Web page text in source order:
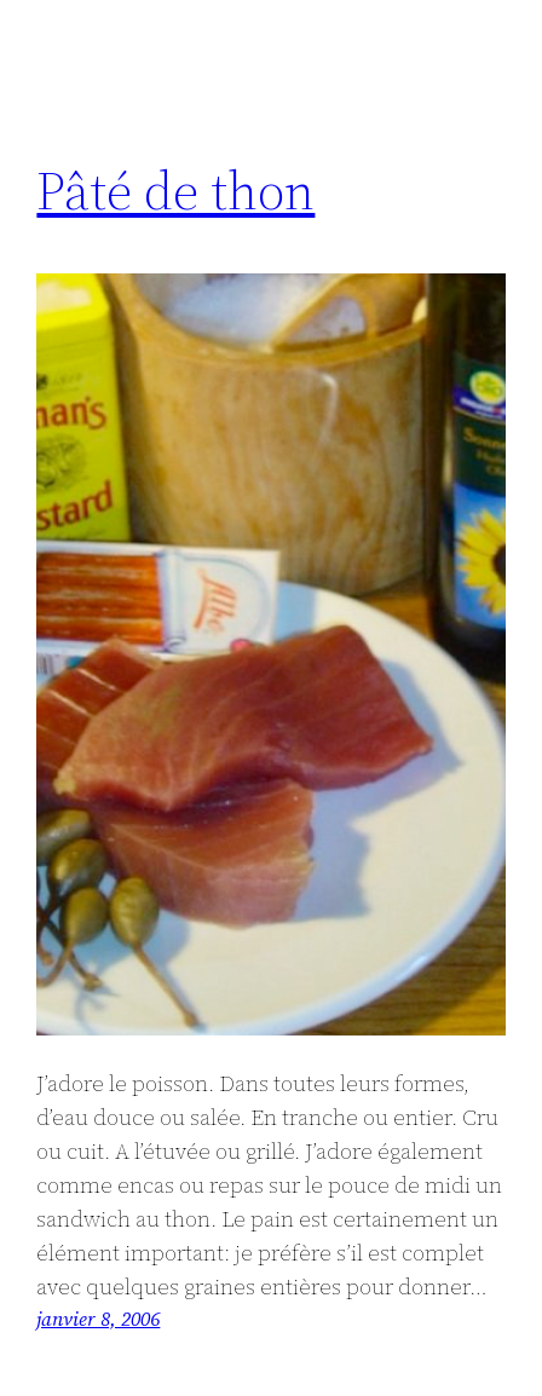
Pâté de thon
J’adore le poisson. Dans toutes leurs formes,
d’eau douce ou salée. En tranche ou entier. Cru
ou cuit. A l’étuvée ou grillé. J’adore également
comme encas ou repas sur le pouce de midi un
sandwich au thon. Le pain est certainement un
élément important: je préfère s’il est complet
avec quelques graines entières pour donner…
janvier 8, 2006